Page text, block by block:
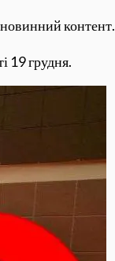
контент.
19 грудня.